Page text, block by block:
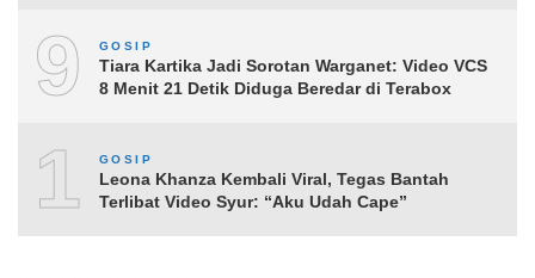
9 GOSIP
Tiara Kartika Jadi Sorotan Warganet: Video VCS
8 Menit 21 Detik Diduga Beredar di Terabox
10
GOSIP
Leona Khanza Kembali Viral, Tegas Bantah
Terlibat Video Syur: “Aku Udah Cape”